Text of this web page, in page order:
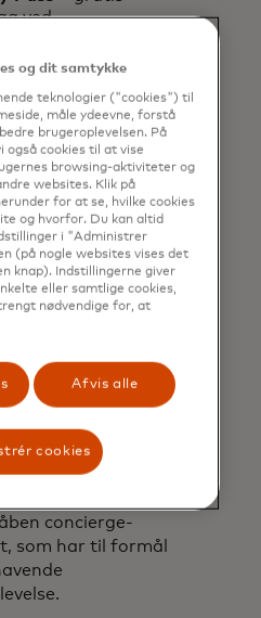
ved
concierge-
som har til formål
og dit samtykke
teknologier ("cookies") til
måle ydeevne, forstå
brugeroplevelsen. På
også cookies til at vise
browsing-aktiviteter og
websites. Klik på
for at se, hvilke cookies
og hvorfor. Du kan altid
i "Administrer
(på nogle websites vises det
knap). Indstillingerne giver
eller samtlige cookies,
nødvendige for, at
Afvis alle
cookies